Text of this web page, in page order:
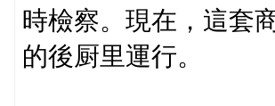
時檢察。現在，這套
的後厨里運行。